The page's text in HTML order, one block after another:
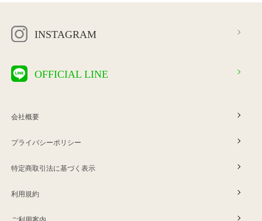
INSTAGRAM
OFFICIAL LINE
会社概要
プライバシーポリシー
特定商取引法に基づく表示
利用規約